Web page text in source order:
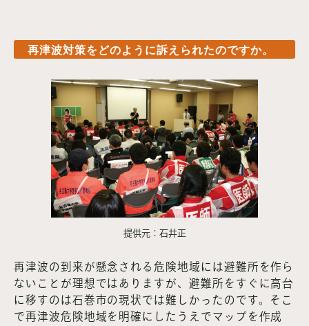
再津波対策をどのように訴えられたのですか。
提供元：石井正
再津波の到来が懸念される危険地域には避難所を作ら
ないことが理想ではありますが、避難所をすぐに高台
に移すのは石巻市の現状では難しかったのです。そこ
で再津波危険地域を明確にしたうえでマップを作成